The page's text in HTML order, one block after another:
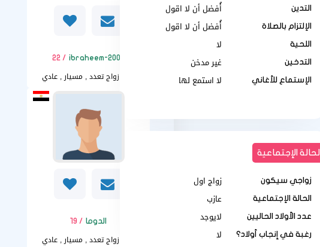
التدين أُفضل أن لا اقول
الإلتزام بالصلاة أُفضل أن لا اقول
اللحية لا
التدخين غير مدخن
الإستماع للأغاني لا استمع لها
الحالة الإجتماعية
زواجي سيكون زواج اول
الحالة الإجتماعية عازب
عدد الأولاد الحاليين لايوجد
رغبة في إنجاب أولاد؟ لا
ibraheem-2004
/ 22
زواج تعدد , مسيار , عادي
الدوما / 19
زواج تعدد , مسيار , عادي